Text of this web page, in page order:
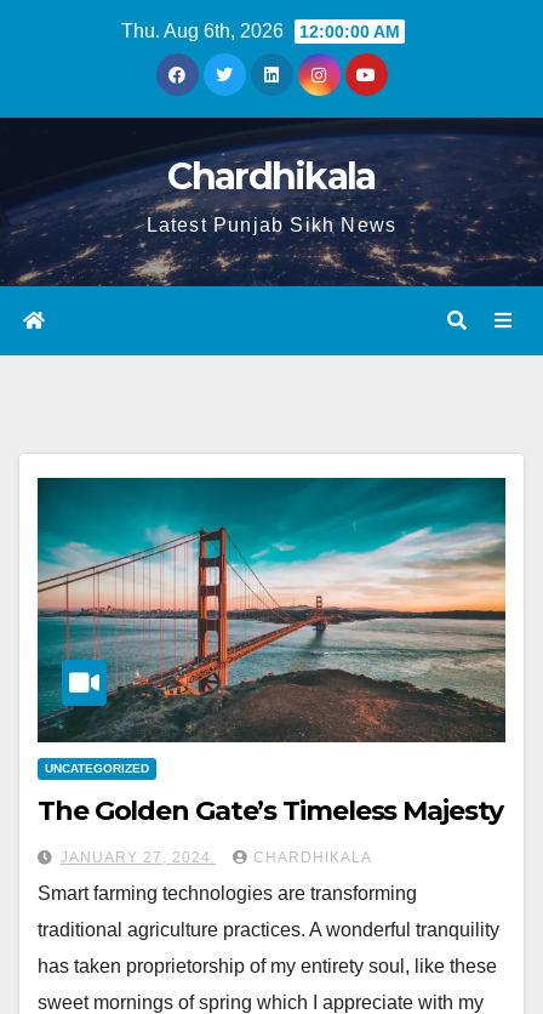
Thu. Aug 6th, 2026 12:00:01 AM
Chardhikala
Latest Punjab Sikh News
UNCATEGORIZED
The Golden Gate’s Timeless Majesty
JANUARY 27, 2024 CHARDHIKALA
Smart farming technologies are transforming
traditional agriculture practices. A wonderful tranquility
has taken proprietorship of my entirety soul, like these
sweet mornings of spring which I appreciate with my